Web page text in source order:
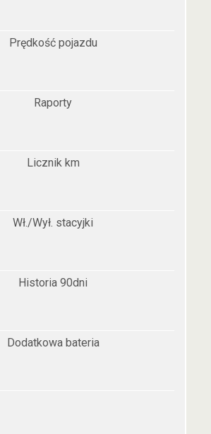
Prędkość pojazdu
Raporty
Licznik km
Wł./Wył. stacyjki
Historia 90dni
Dodatkowa bateria